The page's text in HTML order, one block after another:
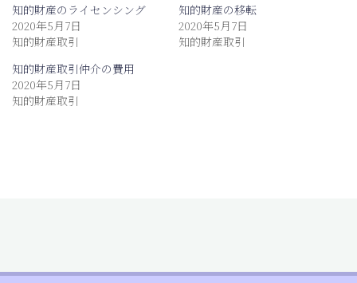
知的財産のライセンシング
2020年5月7日
知的財産取引
知的財産の移転
2020年5月7日
知的財産取引
知的財産取引仲介の費用
2020年5月7日
知的財産取引